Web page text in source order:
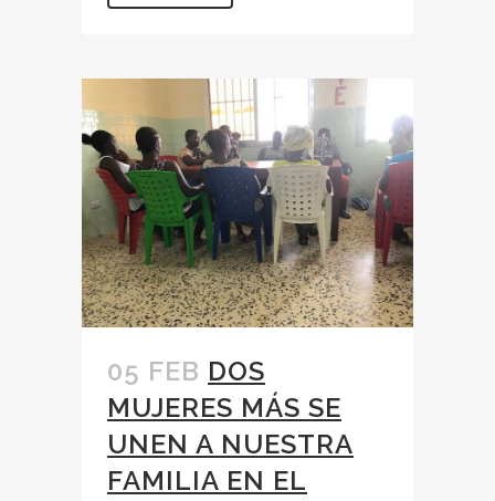
05 FEB DOS
MUJERES MÁS SE
UNEN A NUESTRA
FAMILIA EN EL